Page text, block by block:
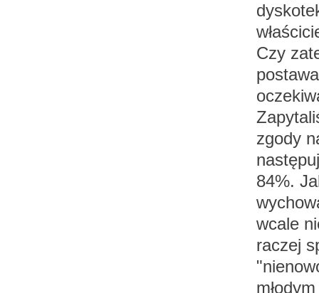
Czy
zgody
84%.
wcale
raczej